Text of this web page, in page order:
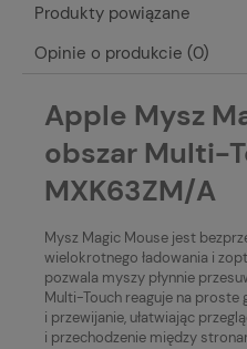
Produkty powiązane
Opinie o produkcie (0)
Apple Mysz
obszar Multi-
MXK63ZM/A
Mysz Magic Mouse jest
wielokrotnego ładowania i
pozwala myszy płynnie
Multi-Touch reaguje na proste
i przewijanie, ułatwiając
i przechodzenie między